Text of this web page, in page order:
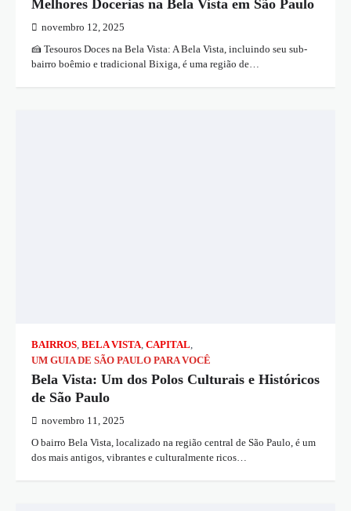
Melhores Docerias na Bela Vista em São Paulo
novembro 12, 2025
🍰 Tesouros Doces na Bela Vista: A Bela Vista, incluindo seu sub-
bairro boêmio e tradicional Bixiga, é uma região de…
BAIRROS, BELA VISTA, CAPITAL,
UM GUIA DE SÃO PAULO PARA VOCÊ
Bela Vista: Um dos Polos Culturais e Históricos
de São Paulo
novembro 11, 2025
O bairro Bela Vista, localizado na região central de São Paulo, é um
dos mais antigos, vibrantes e culturalmente ricos…